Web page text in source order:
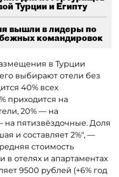
Турции и Египту
вышли в лидеры по
командировок
в Турции
выбирают отели без
40% всех
приходится на
20% — на
на пятизвёздочные. Доля
и составляет 2%", —
стоимость
отелях и апартаментах
9500 рублей (+6% год